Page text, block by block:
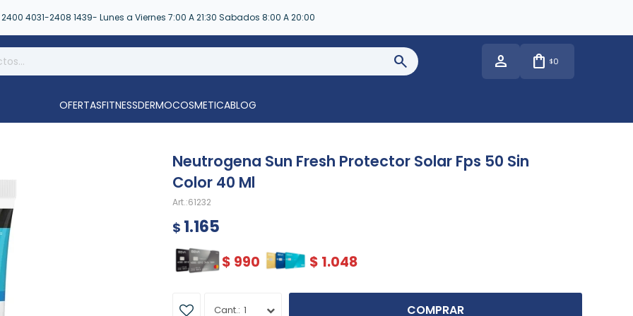
2400 4031-2408 1439- Lunes a Viernes 7:00 A 21:30 Sabados 8:00 A 20:00
$0
OFERTASFITNESSDERMOCOSMETICABLOG
Neutrogena Sun Fresh Protector Solar Fps 50 Sin
Color 40 Ml
61232
$ 1.165
$ 990 $ 1.048
1 COMPRAR